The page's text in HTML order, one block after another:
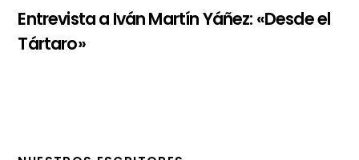
Entrevista a Iván Martín Yáñez: «Desde el
Tártaro»